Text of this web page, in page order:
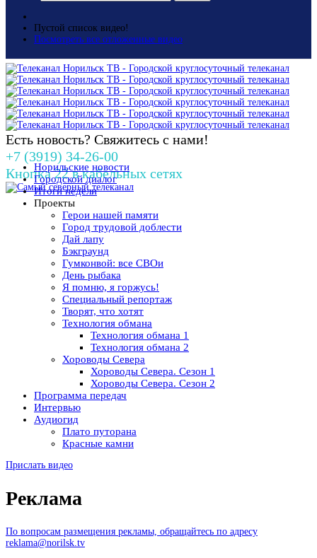
Пустой список видео!
Посмотреть все отложенные видео
Есть новость? Свяжитесь с нами!
+7 (3919) 34-26-00
Кнопка 22 в кабельных сетях
Норильские новости
Городской диалог
Итоги недели
Проекты
Герои нашей памяти
Город трудовой доблести
Дай лапу
Бэкграунд
Гумконвой: все СВОи
День рыбака
Я помню, я горжусь!
Специальный репортаж
Творят, что хотят
Технология обмана
Технология обмана 1
Технология обмана 2
Хороводы Севера
Хороводы Севера. Сезон 1
Хороводы Севера. Сезон 2
Программа передач
Интервью
Аудиогид
Плато путорана
Красные камни
Прислать видео
Реклама
По вопросам размещения рекламы, обращайтесь по адресу
reklama@norilsk.tv